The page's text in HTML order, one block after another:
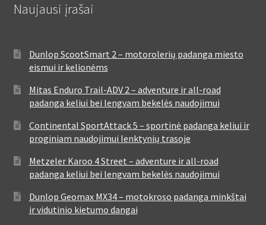
Naujausi įrašai
Dunlop ScootSmart 2 – motorolerių padanga miesto
eismui ir kelionėms
Mitas Enduro Trail-ADV 2 – adventure ir all-road
padanga keliui bei lengvam bekelės naudojimui
Continental SportAttack 5 – sportinė padanga keliui ir
proginiam naudojimui lenktynių trasoje
Metzeler Karoo 4 Street – adventure ir all-road
padanga keliui bei lengvam bekelės naudojimui
Dunlop Geomax MX34 – motokroso padanga minkštai
ir vidutinio kietumo dangai